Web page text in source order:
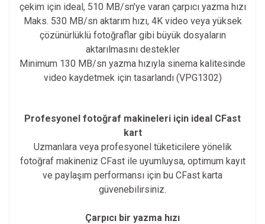
çekim için ideal, 510 MB/sn'ye varan çarpıcı yazma hızı
Maks. 530 MB/sn aktarım hızı, 4K video veya yüksek
çözünürlüklü fotoğraflar gibi büyük dosyaların
aktarılmasını destekler
Minimum 130 MB/sn yazma hızıyla sinema kalitesinde
video kaydetmek için tasarlandı (VPG1302)
Profesyonel fotoğraf makineleri için ideal CFast
kart
Uzmanlara veya profesyonel tüketicilere yönelik
fotoğraf makineniz CFast ile uyumluysa, optimum kayıt
ve paylaşım performansı için bu CFast karta
güvenebilirsiniz.
Çarpıcı bir yazma hızı